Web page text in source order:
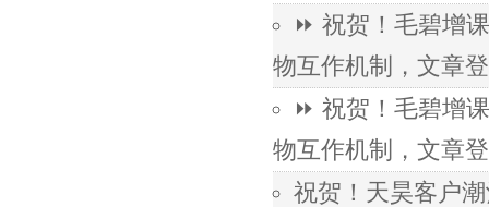
⏩ 祝贺！毛碧增
物互作机制，文章
⏩ 祝贺！毛碧增
物互作机制，文章
祝贺！天昊客户